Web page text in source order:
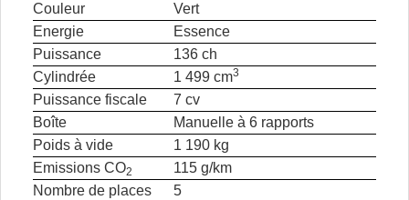
Couleur
Vert
Energie
Essence
Puissance
136 ch
Cylindrée
1 499 cm3
Puissance fiscale
7 cv
Boîte
Manuelle à 6 rapports
Poids à vide
1 190 kg
Emissions CO2
115 g/km
Nombre de places
5